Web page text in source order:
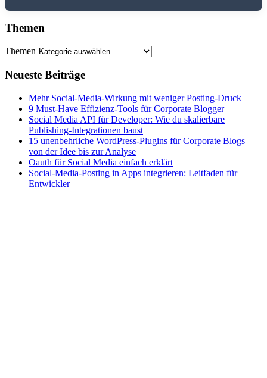
Themen
Themen
Neueste Beiträge
Mehr Social-Media-Wirkung mit weniger Posting-Druck
9 Must-Have Effizienz-Tools für Corporate Blogger
Social Media API für Developer: Wie du skalierbare
Publishing-Integrationen baust
15 unenbehrliche WordPress-Plugins für Corporate Blogs –
von der Idee bis zur Analyse
Oauth für Social Media einfach erklärt
Social-Media-Posting in Apps integrieren: Leitfaden für
Entwickler